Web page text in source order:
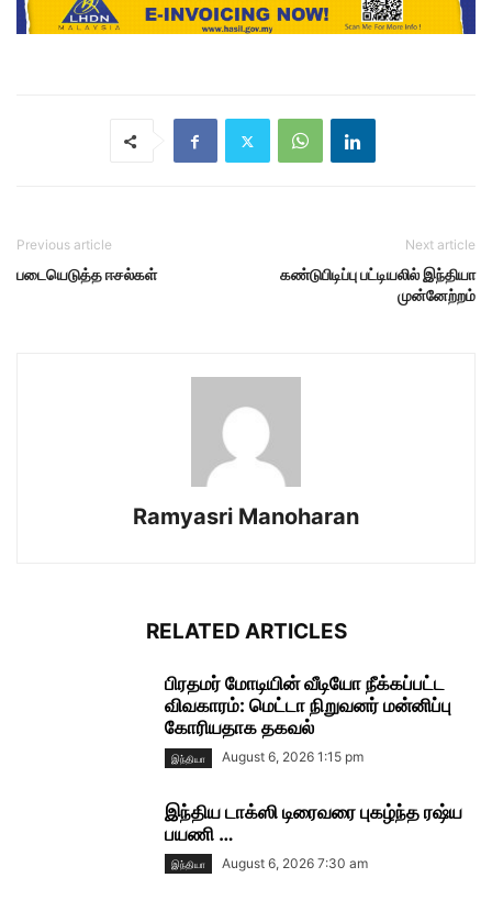
Previous article
படையெடுத்த ஈசல்கள்
Next article
கண்டுபிடிப்பு பட்டியலில் இந்தியா
முன்னேற்றம்
Ramyasri Manoharan
RELATED ARTICLES
பிரதமர் மோடியின் வீடியோ நீக்கப்பட்ட
விவகாரம்: மெட்டா நிறுவனர் மன்னிப்பு
கோரியதாக தகவல்
இந்தியா August 6, 2026 1:15 pm
இந்திய டாக்ஸி டிரைவரை புகழ்ந்த ரஷ்ய
பயணி …
இந்தியா August 6, 2026 7:30 am